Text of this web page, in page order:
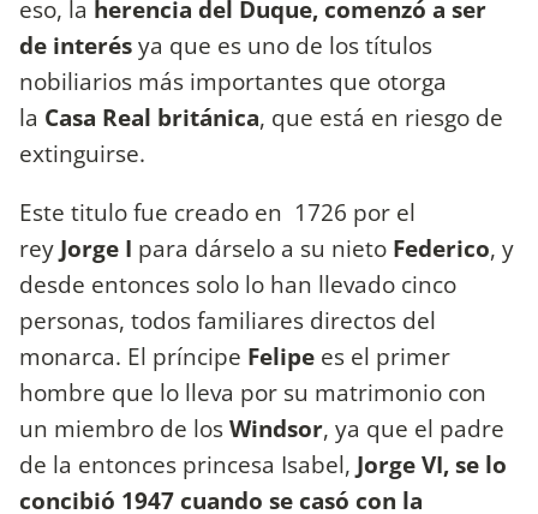
eso, la herencia del Duque, comenzó a ser
de interésya que es uno de los títulos
nobiliarios más importantes que otorga
la Casa Real británica, que está en riesgo de
extinguirse.
Este titulo fue creado en 1726 por el
rey Jorge I para dárselo a su nieto Federico, y
desde entonces solo lo han llevado cinco
personas, todos familiares directos del
monarca. El príncipe Felipe es el primer
hombre que lo lleva por su matrimonio con
un miembro de losWindsor, ya que el padre
de la entonces princesa Isabel, Jorge VI, se lo
concibió 1947 cuando se casó con la